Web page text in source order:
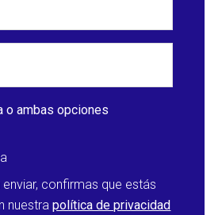
o ambas opciones
confirmas que estás
nuestrapolítica de privacidad